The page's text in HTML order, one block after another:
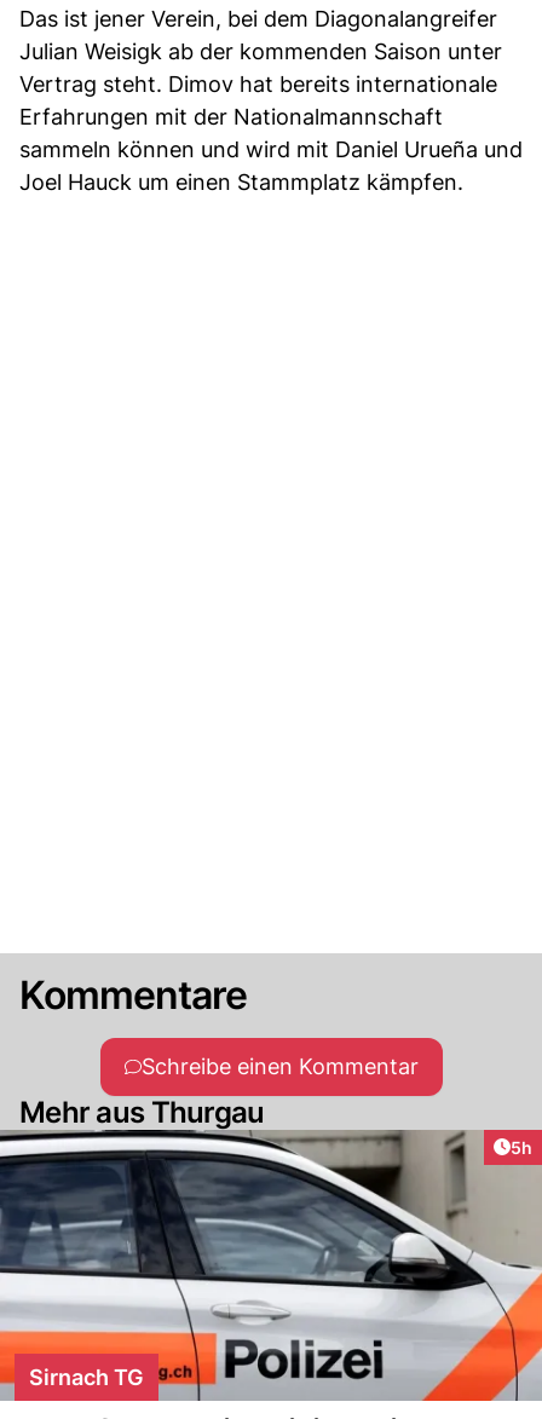
Das ist jener Verein, bei dem Diagonalangreifer
Julian Weisigk ab der kommenden Saison unter
Vertrag steht. Dimov hat bereits internationale
Erfahrungen mit der Nationalmannschaft
sammeln können und wird mit Daniel Urueña und
Joel Hauck um einen Stammplatz kämpfen.
Kommentare
Schreibe einen Kommentar
Mehr aus Thurgau
5h
Sirnach TG